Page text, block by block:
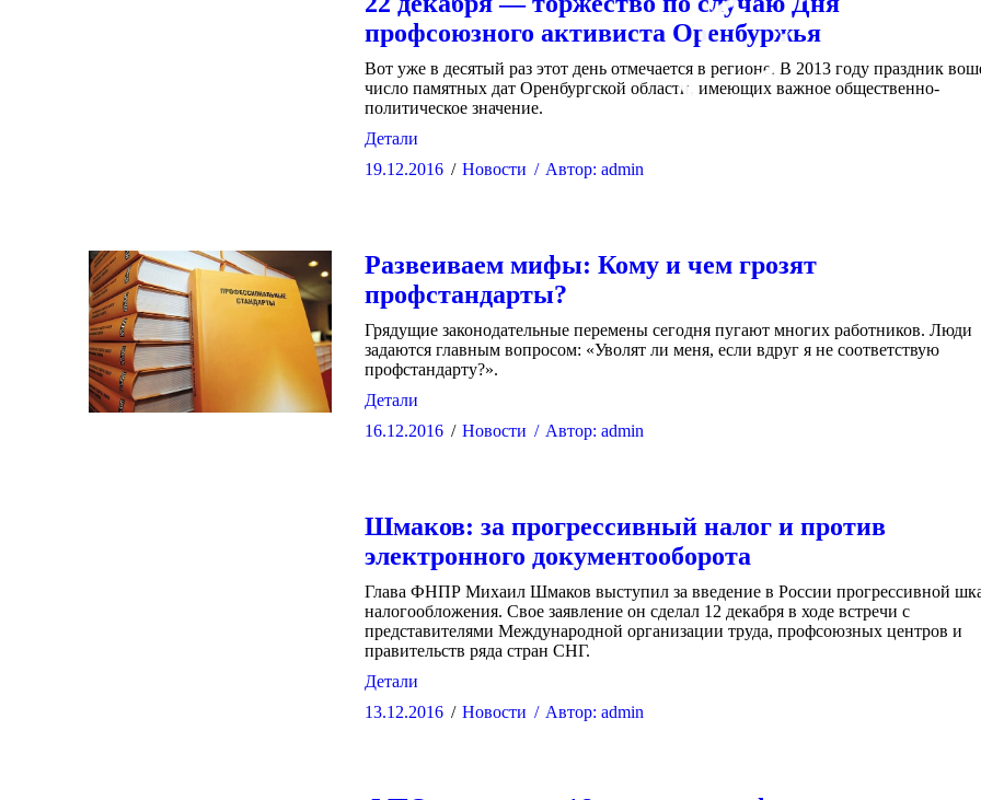
профсоюзного активиста Оренбуржья
Вот уже в десятый раз этот день отмечается в регионе. В 2013 году праздник
число памятных дат Оренбургской области, имеющих важное общественно-
политическое значение.
Детали
19.12.2016
Новости Автор:admin
Развеиваем мифы: Кому и чем грозят
профстандарты?
Грядущие законодательные перемены сегодня пугают многих работников. Люди
задаются главным вопросом: «Уволят ли меня, если вдруг я не соответствую
профстандарту?».
Детали
16.12.2016
Новости Автор:admin
Шмаков: за прогрессивный налог и против
электронного документооборота
Глава ФНПР Михаил Шмаков выступил за введение в России прогрессивной
налогообложения. Свое заявление он сделал 12 декабря в ходе встречи с
представителями Международной организации труда, профсоюзных центров и
правительств ряда стран СНГ.
Детали
13.12.2016
Новости Автор:admin